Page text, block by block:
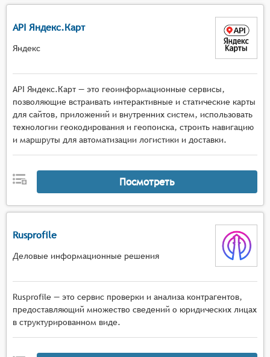
API Яндекс.Карт
Яндекс
API Яндекс.Карт — это геоинформационные сервисы,
позволяющие встраивать интерактивные и статические карты
для сайтов, приложений и внутренних систем, использовать
технологии геокодирования и геопоиска, строить навигацию
и маршруты для автоматизации логистики и доставки.
Посмотреть
Rusprofile
Деловые информационные решения
Rusprofile — это сервис проверки и анализа контрагентов,
предоставляющий множество сведений о юридических лицах
в структурированном виде.